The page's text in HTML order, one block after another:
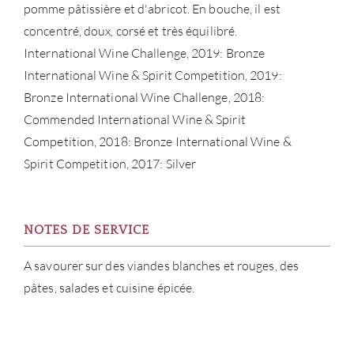
pomme pâtissière et d'abricot. En bouche, il est
concentré, doux, corsé et très équilibré.
International Wine Challenge, 2019: Bronze
International Wine & Spirit Competition, 2019:
Bronze International Wine Challenge, 2018:
Commended International Wine & Spirit
Competition, 2018: Bronze International Wine &
Spirit Competition, 2017: Silver
NOTES DE SERVICE
A savourer sur des viandes blanches et rouges, des
pâtes, salades et cuisine épicée.